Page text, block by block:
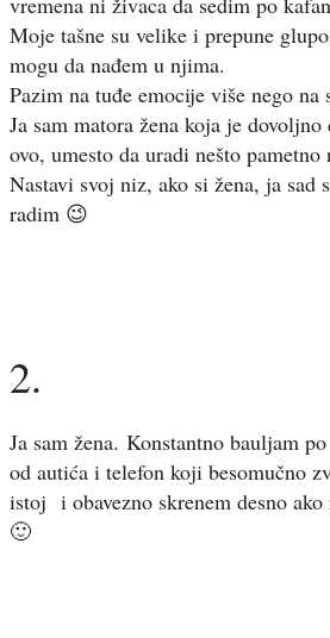
Moje tašne su velike i prepune
mogu da nađem u njima.
Pazim na tuđe emocije više nego na
Ja sam matora žena koja je dovoljno
ovo, umesto da uradi nešto pametno
Nastavi svoj niz, ako si žena, ja sad
radim 😉
2.
Ja sam žena. Konstantno bauljam
od autića i telefon koji besomučno
istoj i obavezno skrenem desno
🙂